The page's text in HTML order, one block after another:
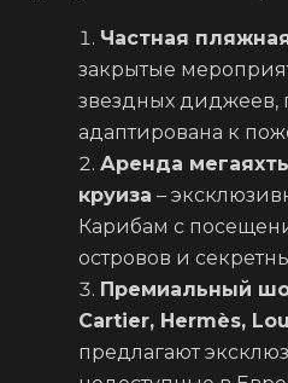
Частная
закрытые
звездных диджеев,
адаптирована к
Аренда
круиза –
Карибам с
островов и
Премиальный
Cartier, Hermès,
предлагают